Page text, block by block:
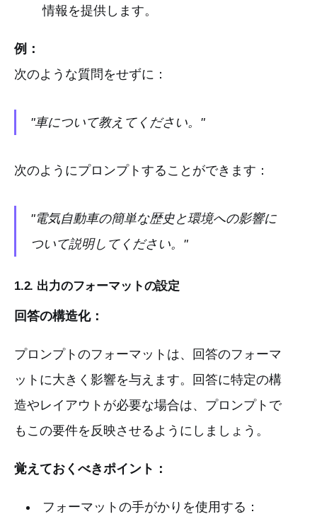
情報を提供します。
例：
次のような質問をせずに：
"車について教えてください。"
次のようにプロンプトすることができます：
"電気自動車の簡単な歴史と環境への影響に
ついて説明してください。"
1.2. 出力のフォーマットの設定
回答の構造化：
プロンプトのフォーマットは、回答のフォーマ
ットに大きく影響を与えます。回答に特定の構
造やレイアウトが必要な場合は、プロンプトで
もこの要件を反映させるようにしましょう。
覚えておくべきポイント：
フォーマットの手がかりを使用する：